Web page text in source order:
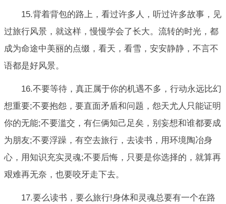
15.背着背包的路上，看过许多人，听过许多故事，见
过旅行风景，就这样，慢慢学会了长大。流转的时光，都
成为命途中美丽的点缀，看天，看雪，安安静静，不言不
语都是好风景。
16.不要等待，真正属于你的机遇不多，行动永远比幻
想重要;不要抱怨，要直面矛盾和问题，怨天尤人只能证明
你的无能;不要滥交，有仨俩知己足矣，别妄想和谁都要成
为朋友;不要浮躁，有空去旅行，去读书，用环境陶冶身
心，用知识充实灵魂;不要后悔，只要是你选择的，就算再
艰难再无奈，也要咬牙走下去。
17.要么读书，要么旅行!身体和灵魂总要有一个在路